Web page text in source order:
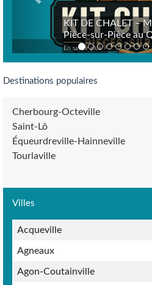
KIT DE CHALET – Maisons en
Pièce-sur-Pièce au Québec
En savoir plus >
Destinations populaires
Cherbourg-Octeville
Saint-Lô
Équeurdreville-Hainneville
Tourlaville
Villes
Acqueville
Agneaux
Agon-Coutainville